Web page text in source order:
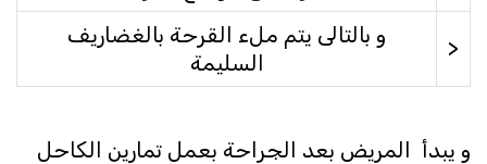
و بالتالى يتم ملء القرحة بالغضاريف
السليمة
و يبدأ المريض بعد الجراحة بعمل تمارين الكاحل